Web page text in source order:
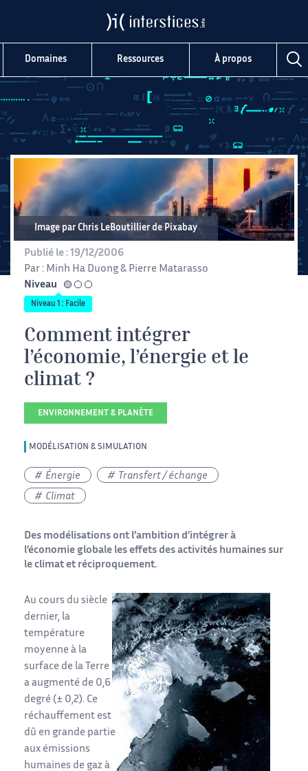
Domaines Ressources À propos
Image par Chris LeBoutillier de Pixabay
Publié le : 19/12/2006
Par : Minh Ha Duong & Pierre Matarasso
Niveau
facile
Niveau 1 : Facile
Comment intégrer
l’économie, l’énergie et le
climat ?
ENVIRONNEMENT & PLANÈTE
MODÉLISATION & SIMULATION
Énergie Transfert / échange
Climat
Des modélisations ont l’ambition d’intégrer à
l’économie globale les effets des activités humaines sur
le climat et réciproquement.
Au cours du siècle
dernier, la
température
moyenne à la
surface de la Terre
a augmenté de 0,6
degré (± 0,2). Ce
réchauffement est
dû en grande partie
aux émissions
humaines de gaz à